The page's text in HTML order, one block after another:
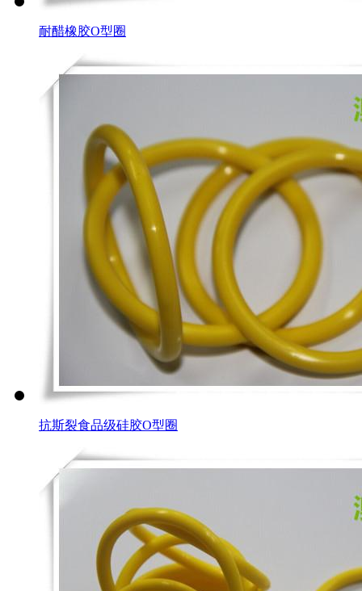
耐醋橡胶O型圈
抗斯裂食品级硅胶O型圈